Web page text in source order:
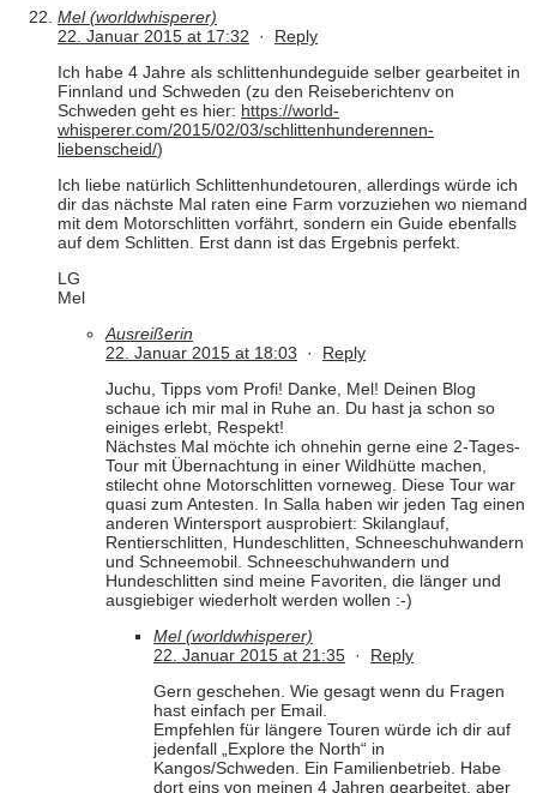
Mel (worldwhisperer)
22. Januar 2015 at 17:32 · Reply
Ich habe 4 Jahre als schlittenhundeguide selber gearbeitet in
Finnland und Schweden (zu den Reiseberichtenv on
Schweden geht es hier: https://world-
whisperer.com/2015/02/03/schlittenhunderennen-
liebenscheid/)
Ich liebe natürlich Schlittenhundetouren, allerdings würde ich
dir das nächste Mal raten eine Farm vorzuziehen wo niemand
mit dem Motorschlitten vorfährt, sondern ein Guide ebenfalls
auf dem Schlitten. Erst dann ist das Ergebnis perfekt.
LG
Mel
Ausreißerin
22. Januar 2015 at 18:03 · Reply
Juchu, Tipps vom Profi! Danke, Mel! Deinen Blog
schaue ich mir mal in Ruhe an. Du hast ja schon so
einiges erlebt, Respekt!
Nächstes Mal möchte ich ohnehin gerne eine 2-Tages-
Tour mit Übernachtung in einer Wildhütte machen,
stilecht ohne Motorschlitten vorneweg. Diese Tour war
quasi zum Antesten. In Salla haben wir jeden Tag einen
anderen Wintersport ausprobiert: Skilanglauf,
Rentierschlitten, Hundeschlitten, Schneeschuhwandern
und Schneemobil. Schneeschuhwandern und
Hundeschlitten sind meine Favoriten, die länger und
ausgiebiger wiederholt werden wollen :-)
Mel (worldwhisperer)
22. Januar 2015 at 21:35 · Reply
Gern geschehen. Wie gesagt wenn du Fragen
hast einfach per Email.
Empfehlen für längere Touren würde ich dir auf
jedenfall „Explore the North“ in
Kangos/Schweden. Ein Familienbetrieb. Habe
dort eins von meinen 4 Jahren gearbeitet, aber